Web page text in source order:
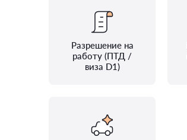
Разрешение на
работу (ПТД /
виза D1)